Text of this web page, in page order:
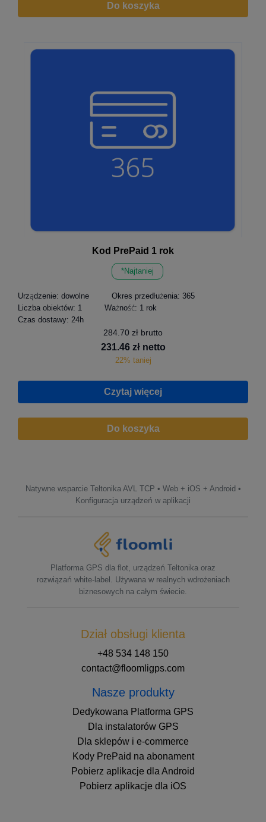
Do koszyka
Kod PrePaid 1 rok
*Najtaniej
Urządzenie: dowolne Okres przedłużenia: 365
Liczba obiektów: 1 Ważność: 1 rok
Czas dostawy: 24h
284.70 zł brutto
231.46 zł netto
22% taniej
Czytaj więcej
Do koszyka
Natywne wsparcie Teltonika AVL TCP • Web + iOS + Android •
Konfiguracja urządzeń w aplikacji
Platforma GPS dla flot, urządzeń Teltonika oraz
rozwiązań white-label. Używana w realnych wdrożeniach
biznesowych na całym świecie.
Dział obsługi klienta
+48 534 148 150
contact@floomligps.com
Nasze produkty
Dedykowana Platforma GPS
Dla instalatorów GPS
Dla sklepów i e-commerce
Kody PrePaid na abonament
Pobierz aplikacje dla Android
Pobierz aplikacje dla iOS